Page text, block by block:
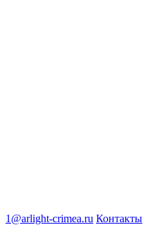
1@arlight-crimea.ru Контакты